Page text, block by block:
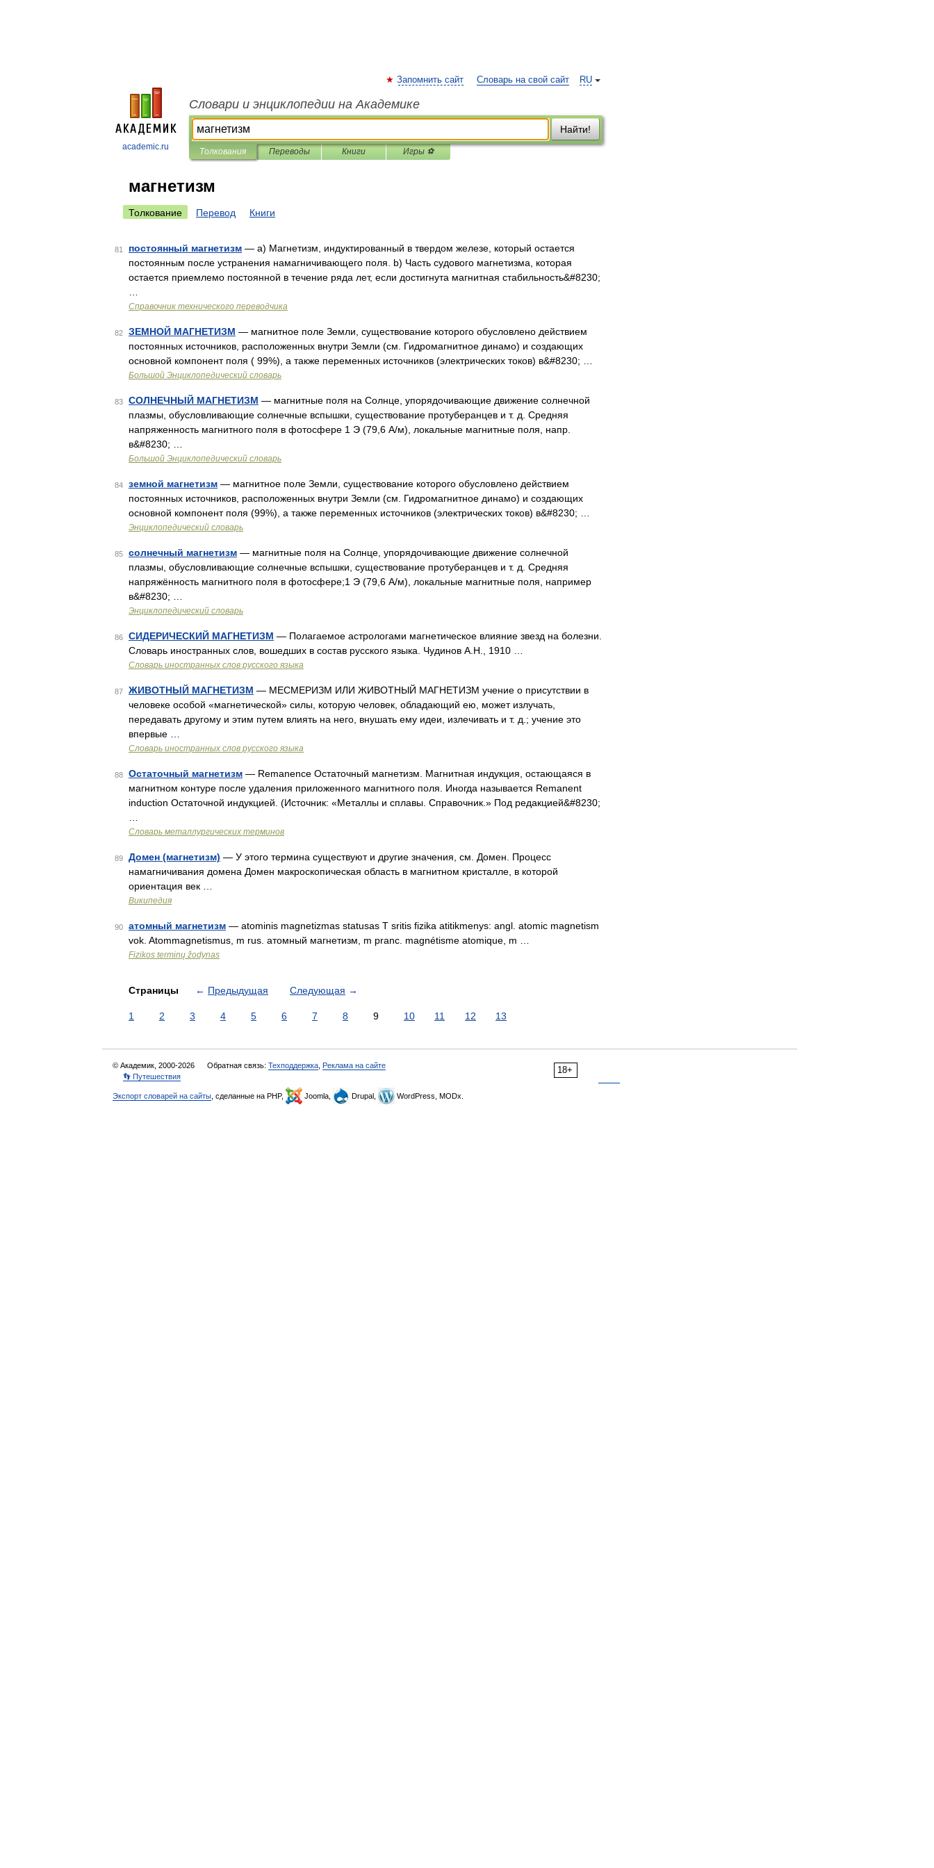
academic.ru
RU
Запомнить сайт Словарь на свой сайт
Словари и энциклопедии на Академике
Найти!
Толкования Переводы Книги Игры ⚽
магнетизм
Толкование Перевод Книги
81 постоянный магнетизм — a) Магнетизм, индуктированный в твердом железе, который остается
постоянным после устранения намагничивающего поля. b) Часть судового магнетизма, которая
остается приемлемо постоянной в течение ряда лет, если достигнута магнитная стабильность&#8230;
Справочник технического переводчика
82 ЗЕМНОЙ МАГНЕТИЗМ — магнитное поле Земли, существование которого обусловлено действием
постоянных источников, расположенных внутри Земли (см. Гидромагнитное динамо) и создающих
основной компонент поля ( 99%), а также переменных источников (электрических токов) в&#8230; …
Большой Энциклопедический словарь
83 СОЛНЕЧНЫЙ МАГНЕТИЗМ — магнитные поля на Солнце, упорядочивающие движение солнечной
плазмы, обусловливающие солнечные вспышки, существование протуберанцев и т. д. Средняя
напряженность магнитного поля в фотосфере 1 Э (79,6 А/м), локальные магнитные поля, напр.
в&#8230; …
Большой Энциклопедический словарь
84 земной магнетизм — магнитное поле Земли, существование которого обусловлено действием
постоянных источников, расположенных внутри Земли (см. Гидромагнитное динамо) и создающих
основной компонент поля (99%), а также переменных источников (электрических токов) в&#8230; …
Энциклопедический словарь
85 солнечный магнетизм — магнитные поля на Солнце, упорядочивающие движение солнечной
плазмы, обусловливающие солнечные вспышки, существование протуберанцев и т. д. Средняя
напряжённость магнитного поля в фотосфере;1 Э (79,6 А/м), локальные магнитные поля, например
в&#8230; …
Энциклопедический словарь
86 СИДЕРИЧЕСКИЙ МАГНЕТИЗМ — Полагаемое астрологами магнетическое влияние звезд на болезни.
Словарь иностранных слов, вошедших в состав русского языка. Чудинов А.Н., 1910 …
Словарь иностранных слов русского языка
87 ЖИВОТНЫЙ МАГНЕТИЗМ — МЕСМЕРИЗМ ИЛИ ЖИВОТНЫЙ МАГНЕТИЗМ учение о присутствии в
человеке особой «магнетической» силы, которую человек, обладающий ею, может излучать,
передавать другому и этим путем влиять на него, внушать ему идеи, излечивать и т. д.; учение это
впервые …
Словарь иностранных слов русского языка
88 Остаточный магнетизм — Remanence Остаточный магнетизм. Магнитная индукция, остающаяся в
магнитном контуре после удаления приложенного магнитного поля. Иногда называется Remanent
induction Остаточной индукцией. (Источник: «Металлы и сплавы. Справочник.» Под редакцией&#8230;
Словарь металлургических терминов
89 Домен (магнетизм) — У этого термина существуют и другие значения, см. Домен. Процесс
намагничивания домена Домен макроскопическая область в магнитном кристалле, в которой
ориентация век …
Википедия
90 атомный магнетизм — atominis magnetizmas statusas T sritis fizika atitikmenys: angl. atomic magnetism
vok. Atommagnetismus, m rus. атомный магнетизм, m pranc. magnétisme atomique, m …
Fizikos terminų žodynas
Страницы ← Предыдущая Следующая →
1 2 3 4 5 6 7 8 9 10 11 12 13
18+
© Академик, 2000-2026 Обратная связь: Техподдержка Реклама на сайте
👣 Путешествия
Экспорт словарей на сайты , сделанные на PHP, Joomla, Drupal, WordPress, MODx.